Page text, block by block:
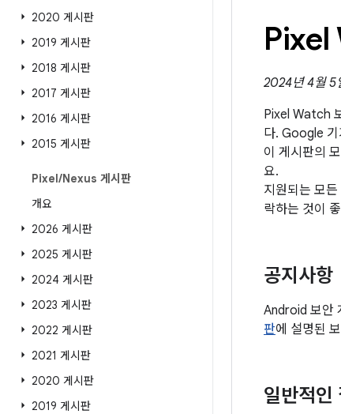
2020 게시판
2019 게시판
2018 게시판
2017 게시판
2016 게시판
2015 게시판
Pixel/Nexus 게시판
개요
2026 게시판
2025 게시판
2024 게시판
2023 게시판
2022 게시판
2021 게시판
2020 게시판
2019 게시판
2024년 4월 5
Pixel Watch
다. Google
이 게시판의
요.
지원되는 모
락하는 것이
공지사항
Android 보안
판에 설명된
일반적인